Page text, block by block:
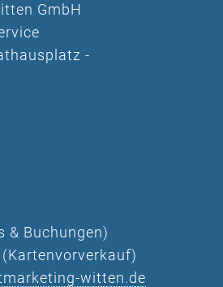
GmbH
-
& Buchungen)
(Kartenvorverkauf)
witten.de